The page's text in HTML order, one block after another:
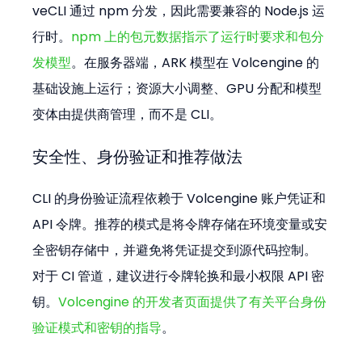
veCLI 通过 npm 分发，因此需要兼容的 Node.js 运
行时。 npm 上的包元数据指示了运行时要求和包分
发模型。在服务器端，ARK 模型在 Volcengine 的
基础设施上运行；资源大小调整、GPU 分配和模型
变体由提供商管理，而不是 CLI。
安全性、身份验证和推荐做法
CLI 的身份验证流程依赖于 Volcengine 账户凭证和
API 令牌。推荐的模式是将令牌存储在环境变量或安
全密钥存储中，并避免将凭证提交到源代码控制。
对于 CI 管道，建议进行令牌轮换和最小权限 API 密
钥。Volcengine 的开发者页面提供了有关平台身份
验证模式和密钥的指导。